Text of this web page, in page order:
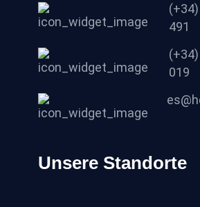
491
019
Unsere Standorte